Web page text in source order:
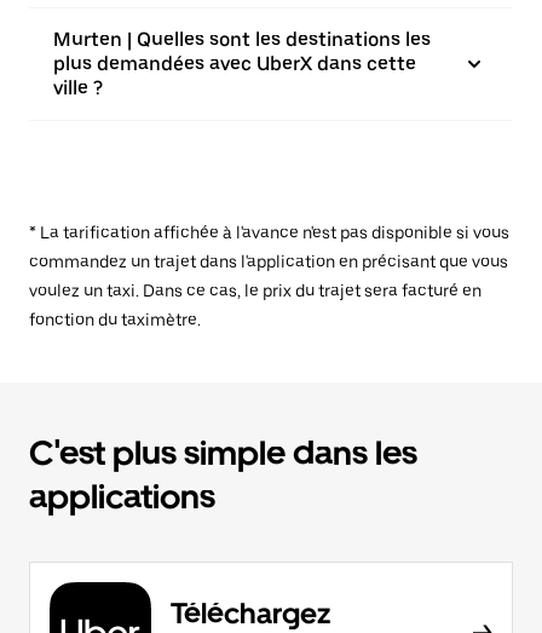
Murten | Quelles sont les destinations les
plus demandées avec UberX dans cette
ville ?
* La tarification affichée à l'avance n'est pas disponible si vous
commandez un trajet dans l'application en précisant que vous
voulez un taxi. Dans ce cas, le prix du trajet sera facturé en
fonction du taximètre.
C'est plus simple dans les
applications
Téléchargez